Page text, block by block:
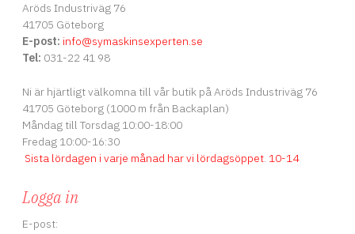
Aröds Industriväg 76
41705 Göteborg
E-post: info@symaskinsexperten.se
Tel: 031-22 41 98
Ni är hjärtligt välkomna till vår butik på Aröds Industriväg 76
41705 Göteborg (1000 m från Backaplan)
Måndag till Torsdag 10:00-18:00
Fredag 10:00-16:30
Sista lördagen i varje månad har vi lördagsöppet. 10-14
Logga in
E-post: